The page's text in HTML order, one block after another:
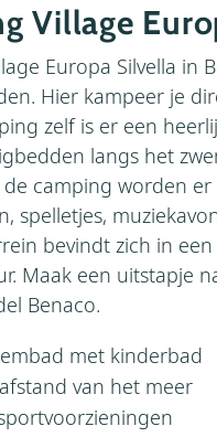
Village
Europa Silvella in
Hier kampeer je
zelf is er een
langs het
de camping worden
spelletjes,
bevindt zich in
Maak een uitstapje
Benaco.
met kinderbad
van het meer